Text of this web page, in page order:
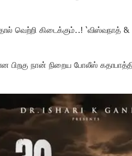
வெற்றி கிடைக்கும்..! ‘விஸ்வநாத் &
பிறகு நான் நிறைய போலீஸ்